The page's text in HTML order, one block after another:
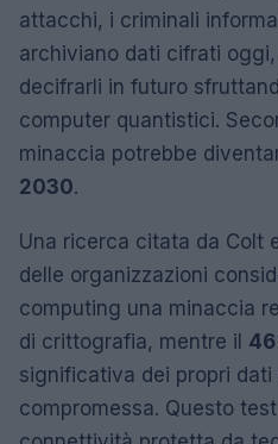
attacchi, i criminali
archiviano dati cifrati oggi,
decifrarli in futuro
computer quantistici.
minaccia potrebbe
2030.
Una ricerca citata da Colt
delle organizzazioni
computing una minaccia
di crittografia, mentre il
significativa dei propri dati
compromessa. Questo